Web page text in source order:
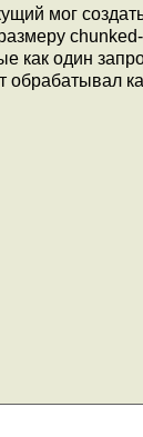
мог
как один